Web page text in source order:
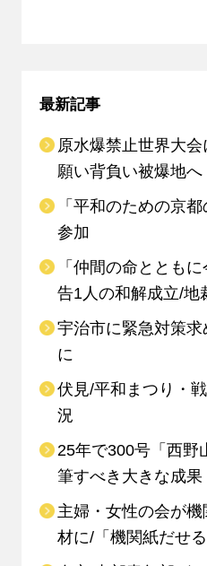
最新記事
原水爆禁止世界大
願い背負い被爆地へ
「平和のための京
参加
「仲間の命ととも
告1人の和解成立/地
宇治市に緊急対策
に
伏見/平和まつり・
況
25年で300号「西野
筆すべき大きな成果
主婦・女性の会が
材に/「機関紙だせる